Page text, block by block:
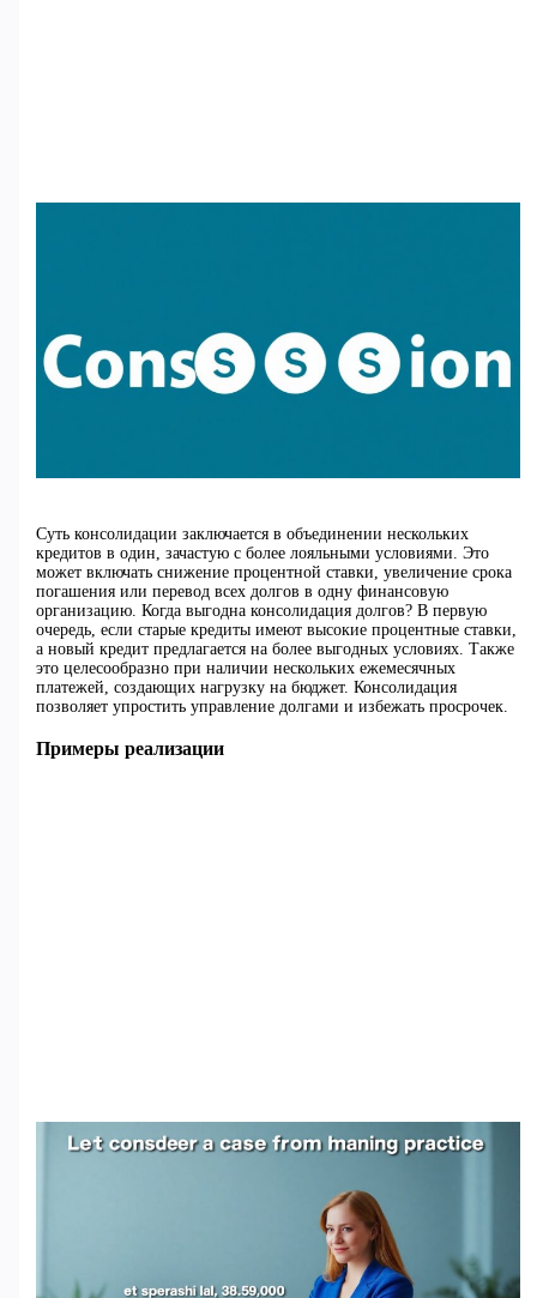
Суть консолидации заключается в объединении нескольких
кредитов в один, зачастую с более лояльными условиями. Это
может включать снижение процентной ставки, увеличение срока
погашения или перевод всех долгов в одну финансовую
организацию. Когда выгодна консолидация долгов? В первую
очередь, если старые кредиты имеют высокие процентные ставки,
а новый кредит предлагается на более выгодных условиях. Также
это целесообразно при наличии нескольких ежемесячных
платежей, создающих нагрузку на бюджет. Консолидация
позволяет упростить управление долгами и избежать просрочек.
Примеры реализации